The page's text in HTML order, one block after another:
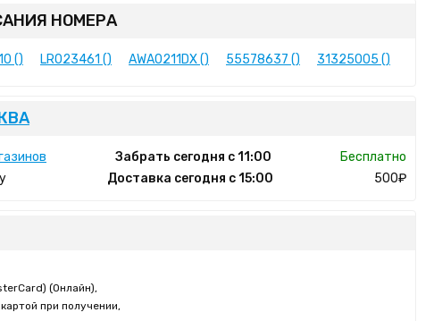
НОМЕРА
() LR023461 () AWA0211DX () 55578637 () 31325005 ()
Забрать сегодня с 11:00
Бесплатно
Доставка сегодня с 15:00 500₽
(Онлайн),
при получении,